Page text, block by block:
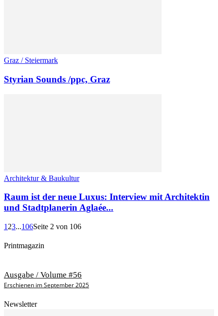
Graz / Steiermark
Styrian Sounds /ppc, Graz
Architektur & Baukultur
Raum ist der neue Luxus: Interview mit Architektin
und Stadtplanerin Aglaée...
1 23...106Seite 2 von 106
Printmagazin
Ausgabe / Volume #56
Erschienen im September 2025
Newsletter